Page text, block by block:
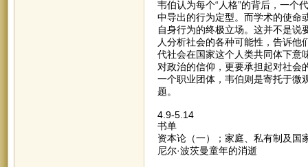
韦伯认为每个“人格”的背后，一个
中导出的行为定型。而学术的使命
自身行为的终极立场。这并不是说
人分析社会的各种可能性，告诉他
代社会在国家这个人类共同体下意
对政治的信仰，更要承担起对社会
一个职业团体，韦伯则是寄托于
题。
4.9-5.14
书单
资本论（一）；家庭、私有制及国
尼尔·波茨曼童年的消逝